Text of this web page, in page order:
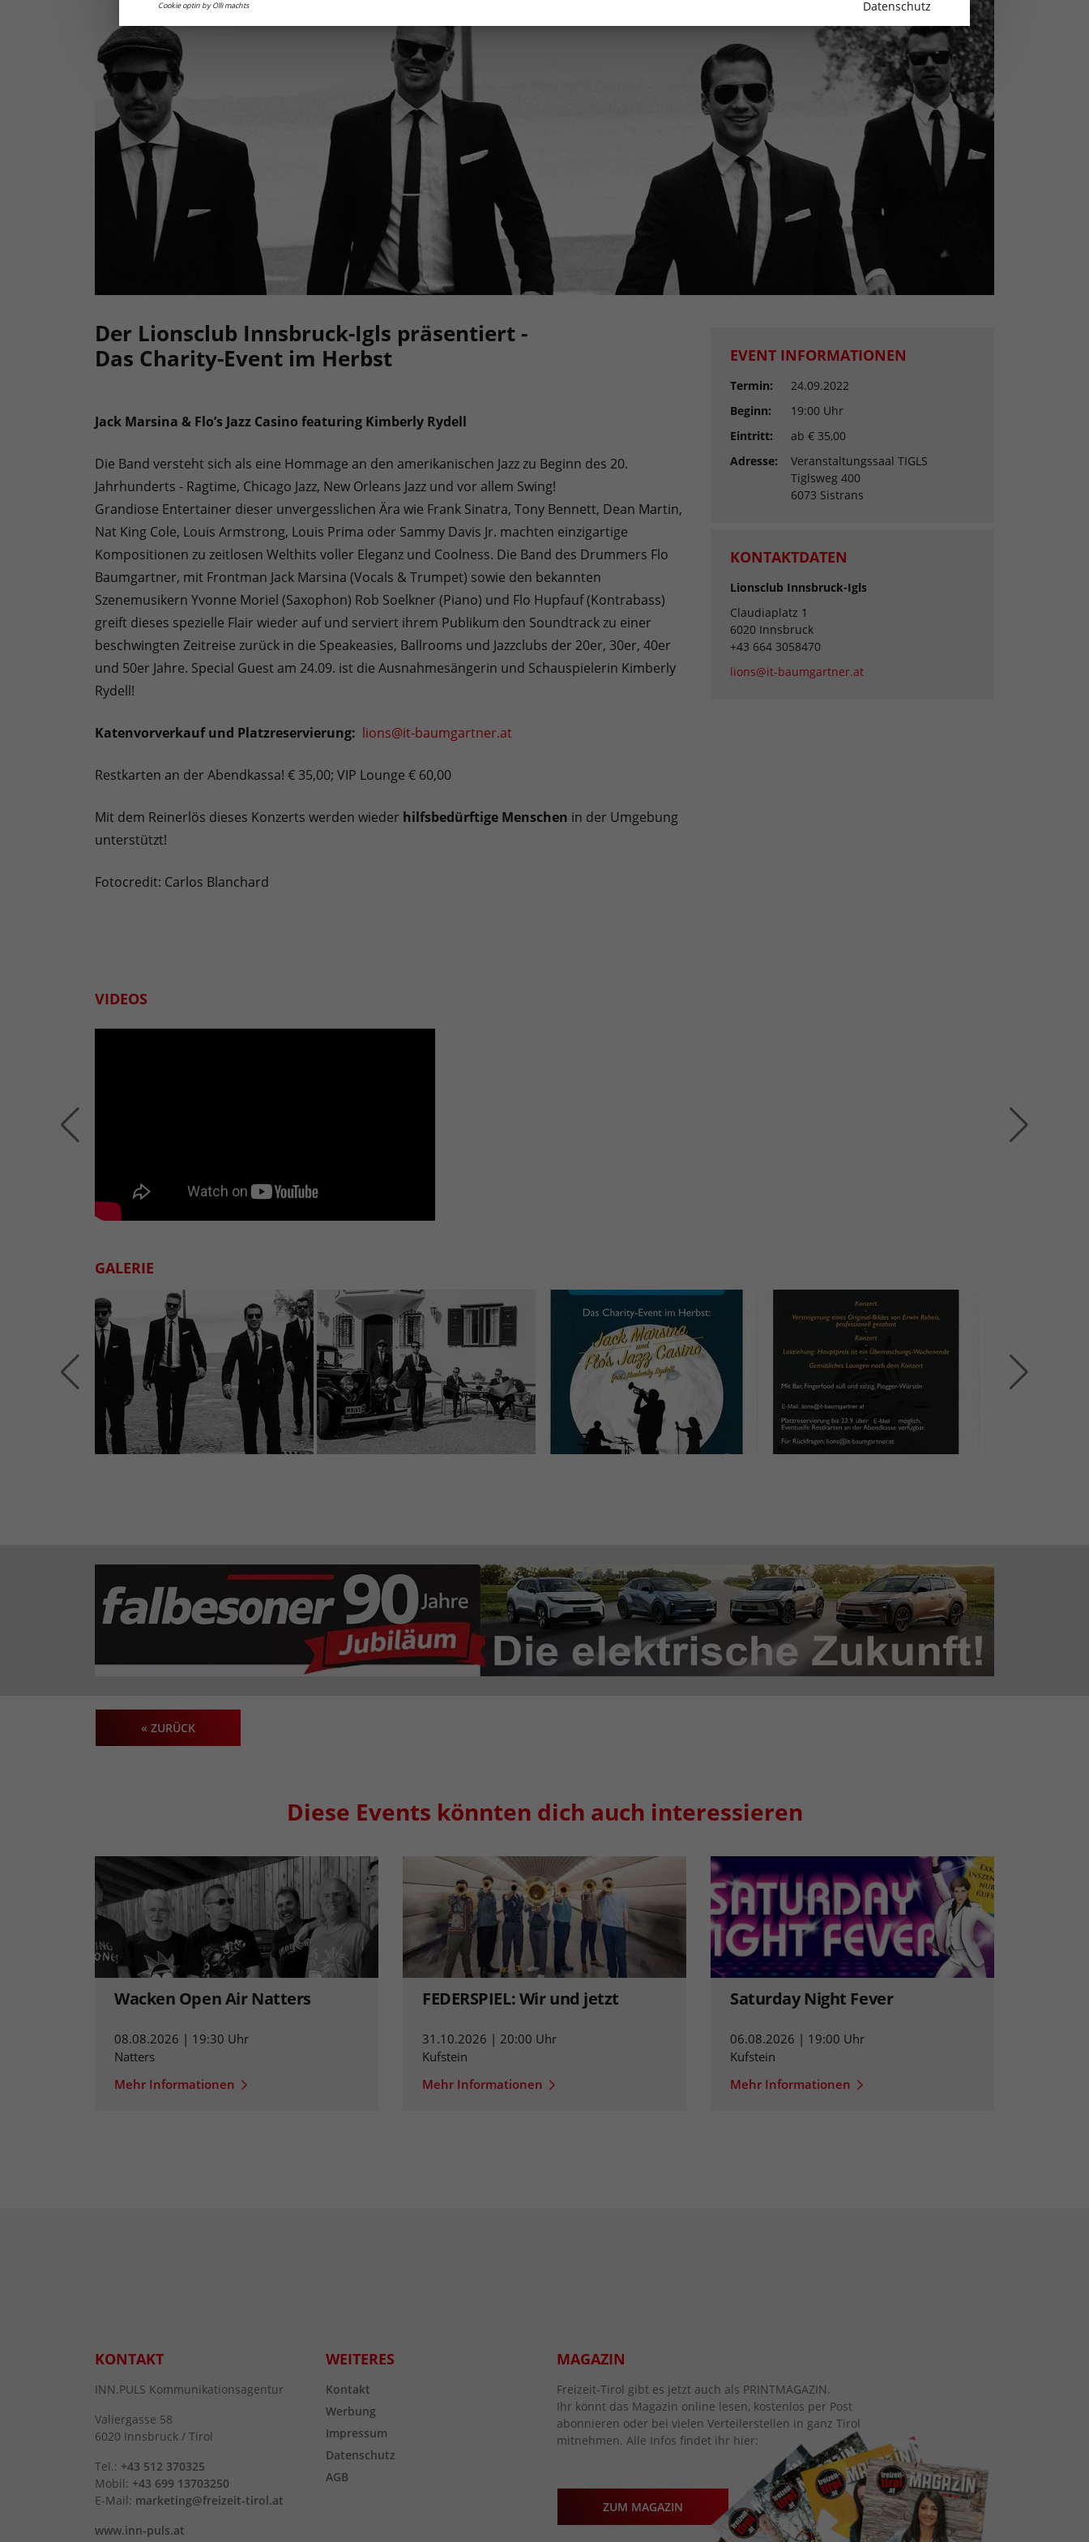
Der Lionsclub Innsbruck-Igls präsentiert -
Das Charity-Event im Herbst
Jack Marsina & Flo’s Jazz Casino featuring Kimberly Rydell
Die Band versteht sich als eine Hommage an den amerikanischen Jazz zu Beginn des 20.
Jahrhunderts - Ragtime, Chicago Jazz, New Orleans Jazz und vor allem Swing!
Grandiose Entertainer dieser unvergesslichen Ära wie Frank Sinatra, Tony Bennett, Dean Martin,
Nat King Cole, Louis Armstrong, Louis Prima oder Sammy Davis Jr. machten einzigartige
Kompositionen zu zeitlosen Welthits voller Eleganz und Coolness. Die Band des Drummers Flo
Baumgartner, mit Frontman Jack Marsina (Vocals & Trumpet) sowie den bekannten
Szenemusikern Yvonne Moriel (Saxophon) Rob Soelkner (Piano) und Flo Hupfauf (Kontrabass)
greift dieses spezielle Flair wieder auf und serviert ihrem Publikum den Soundtrack zu einer
beschwingten Zeitreise zurück in die Speakeasies, Ballrooms und Jazzclubs der 20er, 30er, 40er
und 50er Jahre. Special Guest am 24.09. ist die Ausnahmesängerin und Schauspielerin Kimberly
Rydell!
Katenvorverkauf und Platzreservierung: lions@it-baumgartner.at
Restkarten an der Abendkassa! € 35,00; VIP Lounge € 60,00
Mit dem Reinerlös dieses Konzerts werden wieder hilfsbedürftige Menschen in der Umgebung
unterstützt!
Fotocredit: Carlos Blanchard
EVENT INFORMATIONEN
Termin:
24.09.2022
Beginn:
19:00 Uhr
Eintritt:
ab € 35,00
Adresse:
Veranstaltungssaal TIGLS
Tiglsweg 400
6073 Sistrans
KONTAKTDATEN
Lionsclub Innsbruck-Igls
Claudiaplatz 1
6020 Innsbruck
+43 664 3058470
lions@it-baumgartner.at
VIDEOS
GALERIE
« ZURÜCK
Diese Events könnten dich auch interessieren
Wacken Open Air Natters
08.08.2026 | 19:30 Uhr
Natters
Mehr Informationen
FEDERSPIEL: Wir und jetzt
31.10.2026 | 20:00 Uhr
Kufstein
Mehr Informationen
Saturday Night Fever
06.08.2026 | 19:00 Uhr
Kufstein
Mehr Informationen
KONTAKT
INN.PULS Kommunikationsagentur
Valiergasse 58
6020 Innsbruck / Tirol
Tel.: +43 512 370325
Mobil: +43 699 13703250
E-Mail: marketing@freizeit-tirol.at
www.inn-puls.at
WEITERES
Kontakt
Werbung
Impressum
Datenschutz
AGB
MAGAZIN
Freizeit-Tirol gibt es jetzt auch als PRINTMAGAZIN.
Ihr könnt das Magazin online lesen, kostenlos per Post
abonnieren oder bei vielen Verteilerstellen in ganz Tirol
mitnehmen. Alle Infos findet ihr hier:
ZUM MAGAZIN
Cookie optin by Olli machts Datenschutz